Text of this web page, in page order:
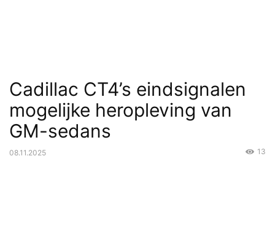
Cadillac CT4’s eindsignalen
mogelijke heropleving van
GM-sedans
08.11.2025 13